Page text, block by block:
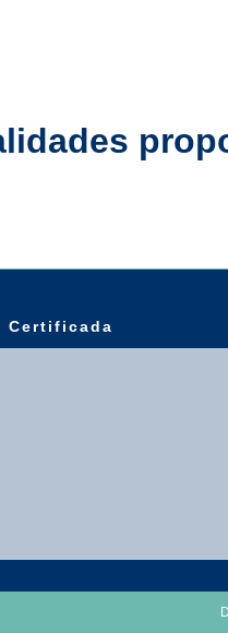
Certificada